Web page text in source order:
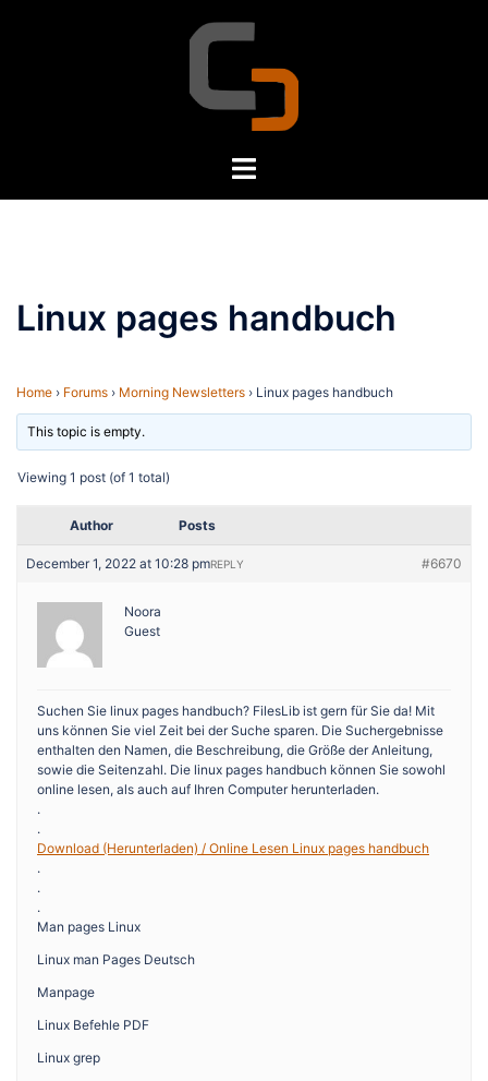
Toggle
Linux pages handbuch
Home › Forums › Morning Newsletters › Linux pages handbuch
This topic is empty.
Viewing 1 post (of 1 total)
Author Posts
December 1, 2022 at 10:28 pm #6670
REPLY
Noora
Guest
Suchen Sie linux pages handbuch? FilesLib ist gern für Sie da! Mit
uns können Sie viel Zeit bei der Suche sparen. Die Suchergebnisse
enthalten den Namen, die Beschreibung, die Größe der Anleitung,
sowie die Seitenzahl. Die linux pages handbuch können Sie sowohl
online lesen, als auch auf Ihren Computer herunterladen.
.
.
Download (Herunterladen) / Online Lesen Linux pages handbuch
.
.
.
Man pages Linux
Linux man Pages Deutsch
Manpage
Linux Befehle PDF
Linux grep